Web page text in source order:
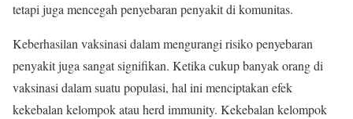
tetapi juga mencegah penyebaran penyakit di komunitas.
Keberhasilan vaksinasi dalam mengurangi risiko penyebaran
penyakit juga sangat signifikan. Ketika cukup banyak orang di
vaksinasi dalam suatu populasi, hal ini menciptakan efek
kekebalan kelompok atau herd immunity. Kekebalan kelompok